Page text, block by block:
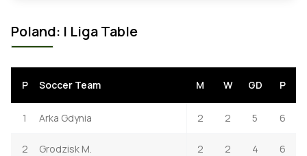
Poland: I Liga Table
P Soccer Team M W GD P
1 Arka Gdynia 2 2 5 6
2 Grodzisk M. 2 2 4 6